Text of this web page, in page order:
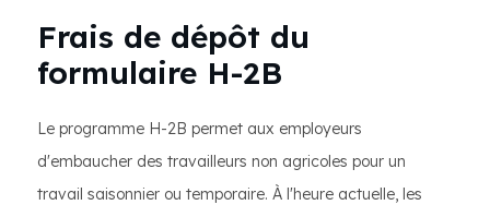
Frais de dépôt du
formulaire H-2B
Le programme H-2B permet aux employeurs
d'embaucher des travailleurs non agricoles pour un
travail saisonnier ou temporaire. À l'heure actuelle, les